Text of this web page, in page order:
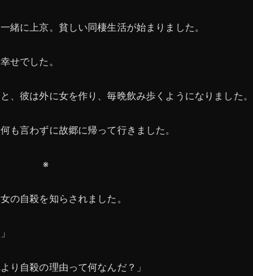
緒に上京。貧しい同棲生活が始まりました。
せでした。
、彼は外に女を作り、毎晩飲み歩くようになりました。
も言わずに故郷に帰って行きました。
※
の自殺を知らされました。
り自殺の理由って何なんだ？」